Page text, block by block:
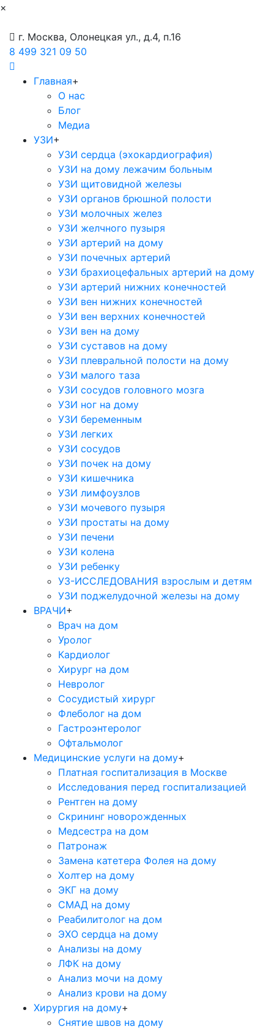
×
г. Москва, Олонецкая ул., д.4, п.16
8 499 321 09 50
Главная+
О нас
Блог
Медиа
УЗИ+
УЗИ сердца (эхокардиография)
УЗИ на дому лежачим больным
УЗИ щитовидной железы
УЗИ органов брюшной полости
УЗИ молочных желез
УЗИ желчного пузыря
УЗИ артерий на дому
УЗИ почечных артерий
УЗИ брахиоцефальных артерий на дому
УЗИ артерий нижних конечностей
УЗИ вен нижних конечностей
УЗИ вен верхних конечностей
УЗИ вен на дому
УЗИ суставов на дому
УЗИ плевральной полости на дому
УЗИ малого таза
УЗИ сосудов головного мозга
УЗИ ног на дому
УЗИ беременным
УЗИ легких
УЗИ сосудов
УЗИ почек на дому
УЗИ кишечника
УЗИ лимфоузлов
УЗИ мочевого пузыря
УЗИ простаты на дому
УЗИ печени
УЗИ колена
УЗИ ребенку
УЗ-ИССЛЕДОВАНИЯ взрослым и детям
УЗИ поджелудочной железы на дому
ВРАЧИ+
Врач на дом
Уролог
Кардиолог
Хирург на дом
Невролог
Сосудистый хирург
Флеболог на дом
Гастроэнтеролог
Офтальмолог
Медицинские услуги на дому+
Платная госпитализация в Москве
Исследования перед госпитализацией
Рентген на дому
Скрининг новорожденных
Медсестра на дом
Патронаж
Замена катетера Фолея на дому
Холтер на дому
ЭКГ на дому
СМАД на дому
Реабилитолог на дом
ЭХО сердца на дому
Анализы на дому
ЛФК на дому
Анализ мочи на дому
Анализ крови на дому
Хирургия на дому+
Снятие швов на дому